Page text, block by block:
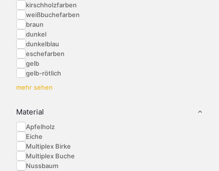
kirschholzfarben
weißbuchefarben
braun
dunkel
dunkelblau
eschefarben
gelb
gelb-rötlich
mehr sehen
Material
Apfelholz
Eiche
Multiplex Birke
Multiplex Buche
Nussbaum